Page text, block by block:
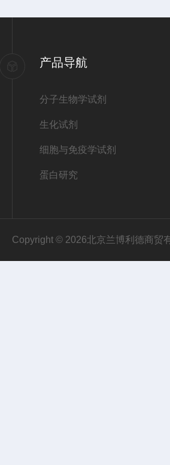
产品导航
分子生物学试剂
生化试剂
细胞与免疫学试剂
蛋白研究
Copyright © 2026北京兰博利德商贸